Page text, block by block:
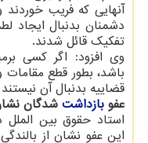
آنهایی که فریب خوردند
دشمنان بدنبال ایجاد
تفکیک قائل شدند.
وی افزود: اگر کسی
باشد، بطور قطع
قضاییه بدنبال آن
عفو بازداشت شدگان
استاد حقوق بین الملل
این عفو نشان از